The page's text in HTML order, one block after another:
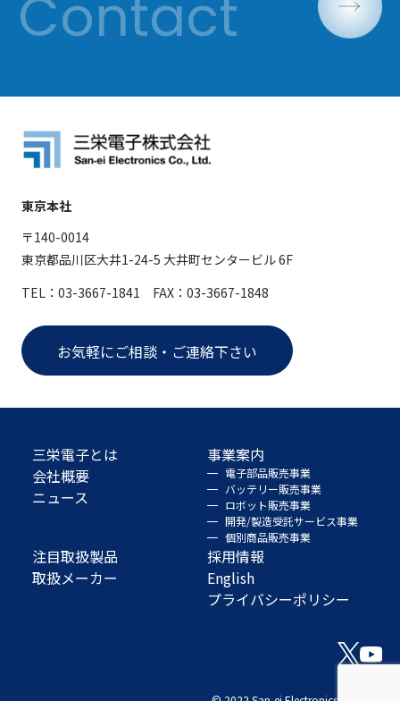
東京本社
〒140-0014
東京都品川区大井1-24-5 大井町センタービル 6F
TEL：03-3667-1841 FAX：03-3667-1848
お気軽にご相談・ご連絡下さい
三栄電子とは
会社概要
ニュース
事業案内
電子部品販売事業
バッテリー販売事業
ロボット販売事業
開発/製造受託サービス事業
個別商品販売事業
注目取扱製品
取扱メーカー
採用情報
English
プライバシーポリシー